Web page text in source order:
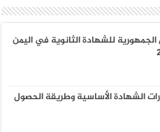
للشهادة الثانوية في اليمن
الشهادة الأساسية وطريقة الحصول